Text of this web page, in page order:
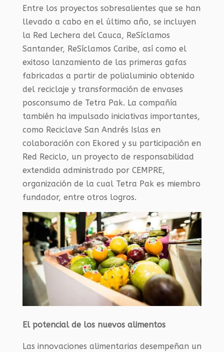
Entre los proyectos sobresalientes que se han
llevado a cabo en el último año, se incluyen
la Red Lechera del Cauca, ReSíclamos
Santander, ReSíclamos Caribe, así como el
exitoso lanzamiento de las primeras gafas
fabricadas a partir de polialuminio obtenido
del reciclaje y transformación de envases
posconsumo de Tetra Pak. La compañía
también ha impulsado iniciativas importantes,
como Reciclave San Andrés Islas en
colaboración con Ekored y su participación en
Red Reciclo, un proyecto de responsabilidad
extendida administrado por CEMPRE,
organización de la cual Tetra Pak es miembro
fundador, entre otros logros.
El potencial de los nuevos alimentos
Las innovaciones alimentarias desempeñan un